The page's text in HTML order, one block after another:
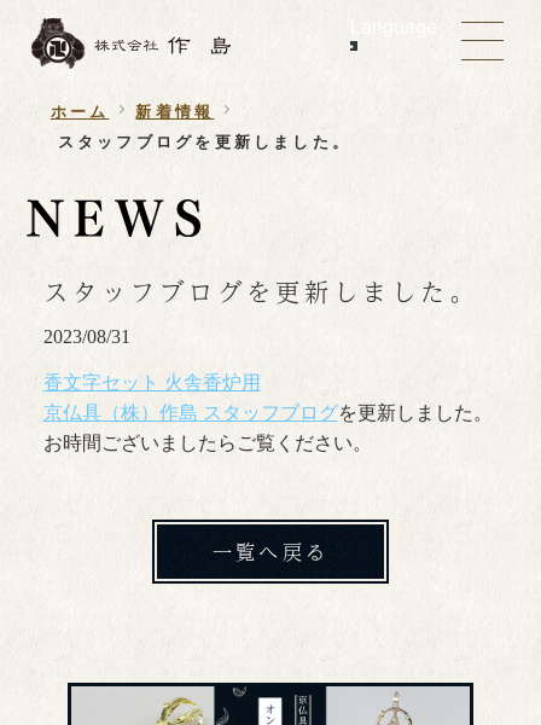
Language
ホーム
新着情報
スタッフブログを更新しました。
スタッフブログを更新しました。
2023/08/31
香文字セット 火舎香炉用
京仏具（株）作島 スタッフブログを更新しました。
お時間ございましたらご覧ください。
一覧へ戻る